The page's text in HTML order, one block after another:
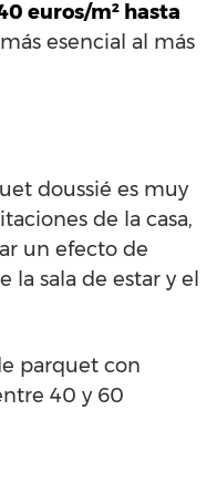
euros/m² hasta
esencial al más
doussié es muy
de la casa,
un efecto de
la sala de estar y el
parquet con
40 y 60